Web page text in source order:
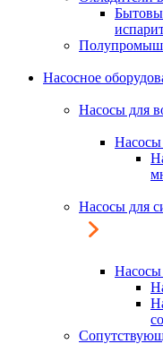
Насосное
Насосы для
Насосы
Насосы для